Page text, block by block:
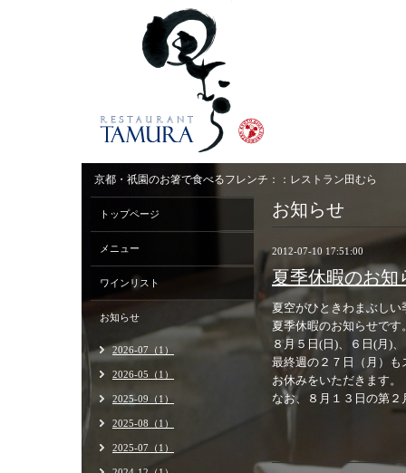
京都・祇園のお箸で食べるフレンチ：：レストラン田むら
お知らせ
2012-07-10 17:51:00
夏季休暇のお知
夏空がひときわまぶし
夏季休暇のお知らせです
８月５日(日)、６日(月)
最終週の２７日（月）
お休みをいただきます。
なお、８月１３日の第
トップページ
メニュー
ワインリスト
お知らせ
2026-07（1）
2026-05（1）
2025-09（1）
2025-08（1）
2025-07（1）